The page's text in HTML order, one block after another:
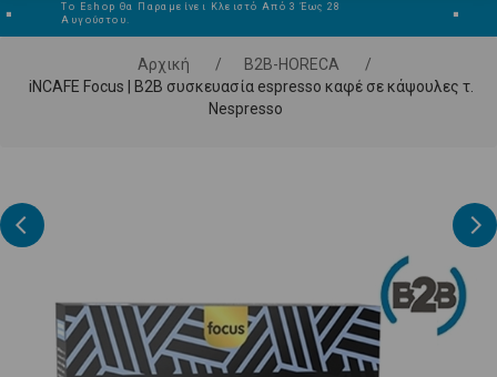
■
Το Eshop Θα Παραμείνει Κλειστό Από 3 Έως 28
Αυγούστου.
■
Αρχική / Β2Β-HORECA
/
iNCAFE Focus | B2B συσκευασία espresso καφέ σε κάψουλες τ.
Nespresso